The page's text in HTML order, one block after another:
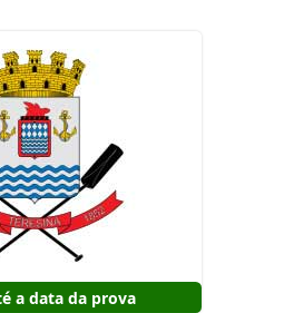
a data da prova